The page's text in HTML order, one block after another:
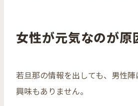
女性が元気なのが原
若旦那の情報を出しても、男性
興味もありません。